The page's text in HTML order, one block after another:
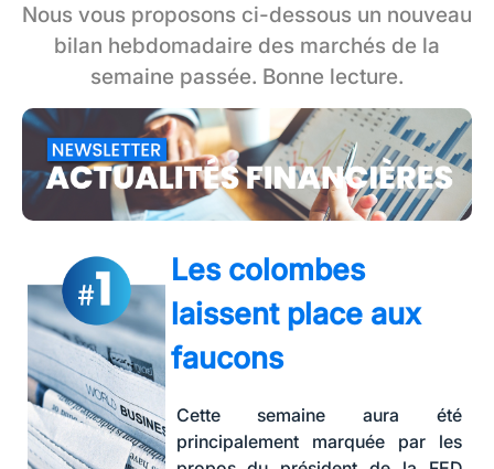
Nous vous proposons ci-dessous un nouveau
bilan hebdomadaire des marchés de la
semaine passée. Bonne lecture.
Les colombes
laissent place aux
faucons
Cette semaine aura été
principalement marquée par les